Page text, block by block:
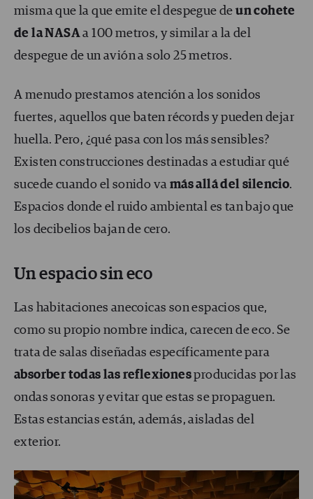
misma que la que emite el despegue deun cohete
de la NASAa 100 metros, y similar a la del
despegue de un avión a solo 25 metros.
A menudo prestamos atención a los sonidos
fuertes, aquellos que baten récords y pueden dejar
huella. Pero, ¿qué pasa con los más sensibles?
Existen construcciones destinadas a estudiar qué
sucede cuando el sonido va más allá del silencio.
Espacios donde el ruido ambiental es tan bajo que
los decibelios bajan de cero.
Un espacio sin eco
Las habitaciones anecoicas son espacios que,
como su propio nombre indica, carecen de eco. Se
trata de salas diseñadas específicamente para
absorber todas las reflexionesproducidas por las
ondas sonoras y evitar que estas se propaguen.
Estas estancias están, además, aisladas del
exterior.